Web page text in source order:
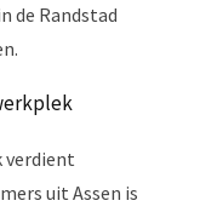
de Randstad
verdient
uit Assen is